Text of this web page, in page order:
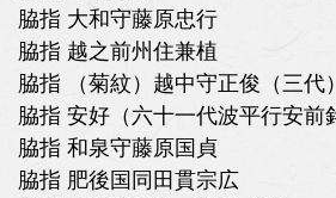
脇指 大和守藤原忠行
脇指 越之前州住兼植
脇指 （菊紋）越中守正俊（三代）
脇指 安好（六十一代波平行安前
脇指 和泉守藤原国貞
脇指 肥後国同田貫宗広